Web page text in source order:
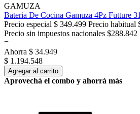
GAMUZA
Bateria De Cocina Gamuza 4Pz Futture
Precio especial $ 349.499 Precio habitual
Precio sin impuestos nacionales $288.842
=
Ahorra $ 34.949
$ 1.194.548
Agregar al carrito
Aprovechá el combo y ahorrá más